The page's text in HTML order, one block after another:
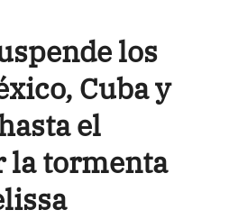
los
Cuba y
el
la tormenta